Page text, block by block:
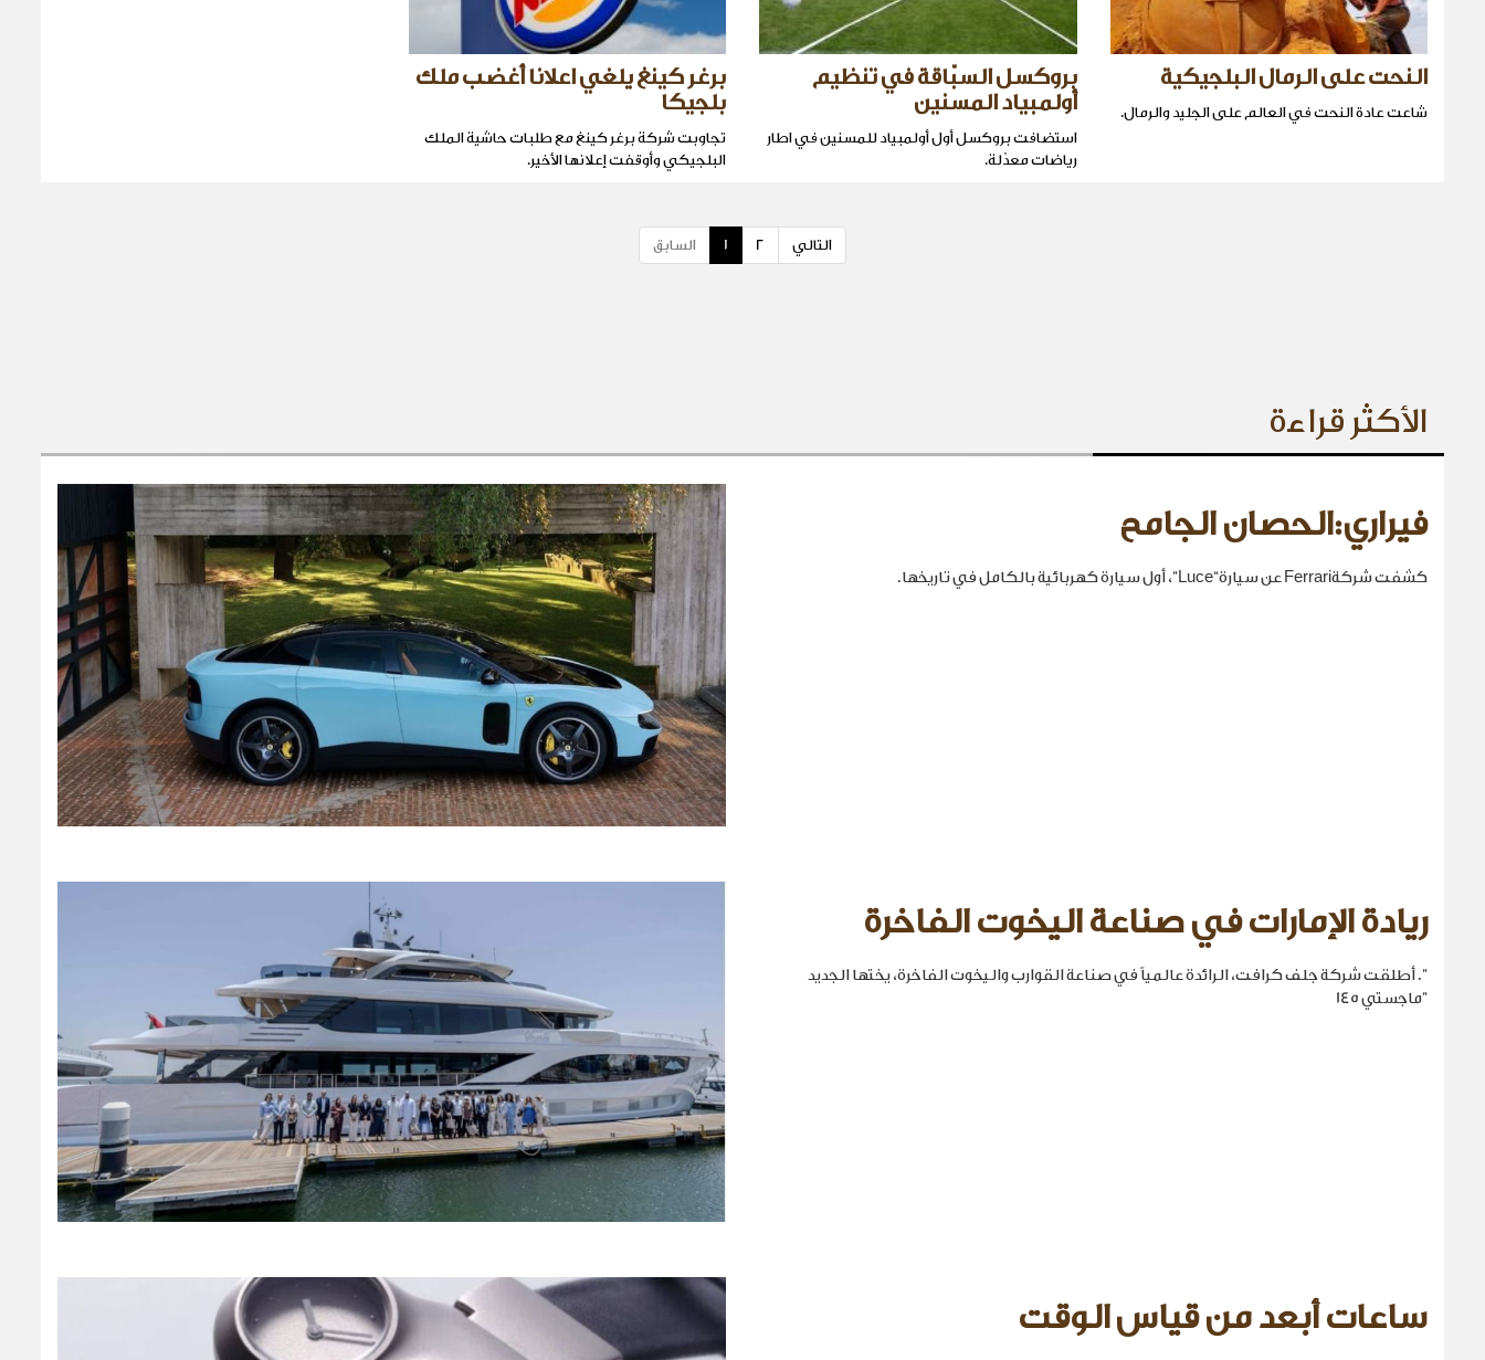
النحت على الرمال البلجيكية
شاعت عادة النحت في العالم على الجليد والرمال.
بروكسل السبّاقة في تنظيم
أولمبياد المسنين
استضافت بروكسل أول أولمبياد للمسنين في اطار
رياضات معدّلة.
برغر كينغ يلغي اعلانا أغضب ملك
بلجيكا
تجاوبت شركة برغر كينغ مع طلبات حاشية الملك
البلجيكي وأوقفت إعلانها الأخير.
السابق 1 2 التالي
الأكثر قراءة
فيراري:الحصان الجامح
كشفت شركةFerrari عن سيارة“Luce”، أول سيارة كهربائية بالكامل في تاريخها.
ريادة الإمارات في صناعة اليخوت الفاخرة
". أطلقت شركة جلف كرافت، الرائدة عالمياً في صناعة القوارب واليخوت الفاخرة، يختها الجديد
"ماجستي 145
ساعات أبعد من قياس الوقت